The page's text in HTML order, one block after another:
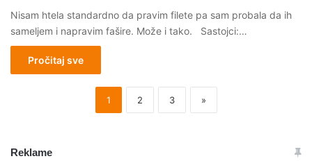
Nisam htela standardno da pravim filete pa sam probala da ih
sameljem i napravim fašire. Može i tako. Sastojci:…
Pročitaj sve
1 2 3 »
Reklame